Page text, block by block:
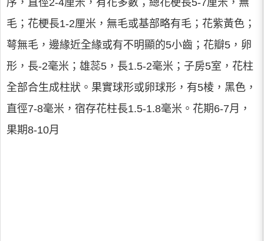
序，直徑2-4厘米，有花多數；總花梗長5-7厘米，無
毛；花梗長1-2厘米，無毛或基部略有毛；花紫黃色；
萼無毛，邊緣近全緣或有不明顯的5小齒；花瓣5，卵
形，長-2毫米；雄蕊5，長1.5-2毫米；子房5室，花柱
全部合生成柱狀。果實球形或卵球形，有5棱，黑色，
直徑7-8毫米，宿存花柱長1.5-1.8毫米。花期6-7月，
果期8-10月